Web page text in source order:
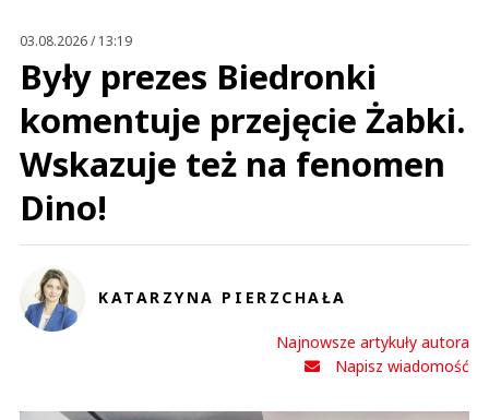
03.08.2026 / 13:19
Były prezes Biedronki
komentuje przejęcie Żabki.
Wskazuje też na fenomen
Dino!
KATARZYNA PIERZCHAŁA
Najnowsze artykuły autora
Napisz wiadomość